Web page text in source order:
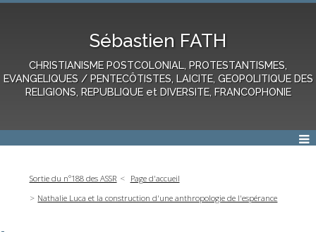
Sébastien FATH
CHRISTIANISME POSTCOLONIAL, PROTESTANTISMES,
EVANGELIQUES / PENTECÔTISTES, LAICITE, GEOPOLITIQUE DES
RELIGIONS, REPUBLIQUE et DIVERSITE, FRANCOPHONIE
Sortie du n°188 des ASSR
Page d'accueil
Nathalie Luca et la construction d'une anthropologie de l'espérance